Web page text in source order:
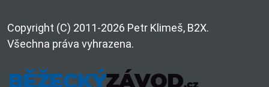
Copyright (C) 2011-2026 Petr Klimeš, B2X.
Všechna práva vyhrazena.